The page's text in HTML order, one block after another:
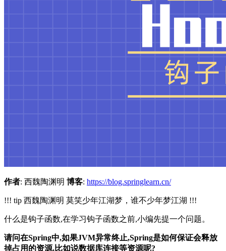
作者: 西魏陶渊明 博客: https://blog.springlearn.cn/
!!! tip 西魏陶渊明 莫笑少年江湖梦，谁不少年梦江湖 !!!
什么是钩子函数,在学习钩子函数之前,小编先提一个问题。
请问在Spring中,如果JVM异常终止,Spring是如何保证会释放
掉占用的资源,比如说数据库连接等资源呢?